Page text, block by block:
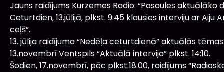
Jauns raidījums Kurzemes Radio: “Pasaules aktuālāko
Ceturtdien, 13.jūlijā, plkst. 9:45 klausies interviju ar
ceļš”.
13. jūlija raidījuma “Nedēļa ceturtdienā” aktuālās
13.novembrī Ventspils “Aktuālā intervija” plkst. 14:10.
Šodien, 17.novembrī, pēc plkst.18.00, raidījums